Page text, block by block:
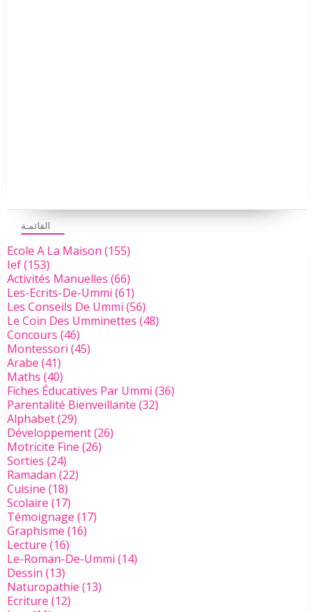
القائمـة
Ecole A La Maison (155)
Ief(153)
Activités Manuelles (66)
Les-Ecrits-De-Ummi (61)
Les Conseils De Ummi (56)
Le Coin Des Umminettes (48)
Concours (46)
Montessori (45)
Arabe (41)
Maths (40)
Fiches Éducatives Par Ummi (36)
Parentalité Bienveillante (32)
Alphabet(29)
Développement(26)
Motricite Fine (26)
Sorties (24)
Ramadan (22)
Cuisine (18)
Scolaire (17)
Témoignage (17)
Graphisme (16)
Lecture (16)
Le-Roman-De-Ummi (14)
Dessin (13)
Naturopathie (13)
Ecriture (12)